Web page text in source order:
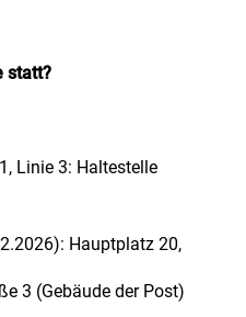
statt?
Linie 3: Haltestelle
Hauptplatz 20,
3 (Gebäude der Post)